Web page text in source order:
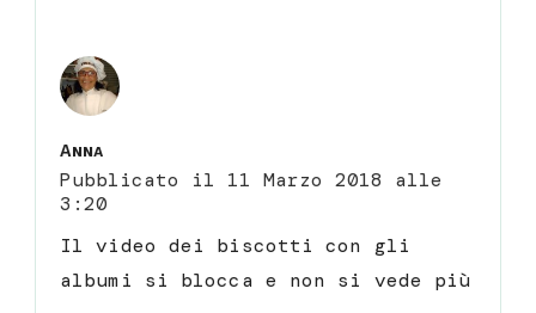
Anna
Pubblicato il 11 Marzo 2018 alle
3:20
Il video dei biscotti con gli
albumi si blocca e non si vede più